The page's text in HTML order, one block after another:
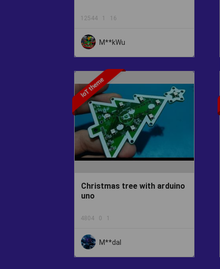
12544 1 16
M**kWu
Christmas tree with arduino
uno
4804 0 1
M**dal